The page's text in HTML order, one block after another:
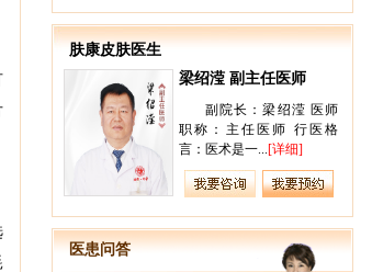
肤康皮肤医生
容科主
梁绍滢 副主任医师
副院长：梁绍滢 医师
职称：主任医师 行医格
言：医术是一...[详细]
医患问答